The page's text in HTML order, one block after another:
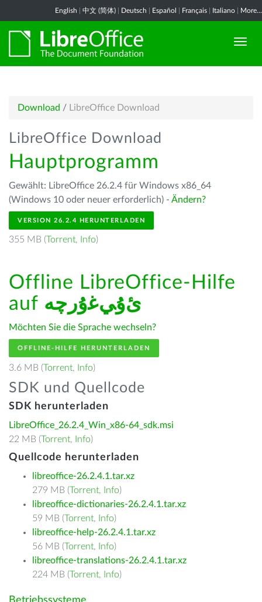
English 中文 (简体) Deutsch Español Français Italiano More...
Download / LibreOffice Download
LibreOffice Download
Hauptprogramm
Gewählt: LibreOffice 26.2.4 für Windows x86_64
(Windows 10 oder neuer erforderlich) - Ändern?
VERSION 26.2.4 HERUNTERLADEN
355 MB (Torrent, Info)
Offline LibreOffice-Hilfe
auf ﺉۇﻲﻏۇﺭچە
Möchten Sie die Sprache wechseln?
OFFLINE-HILFE HERUNTERLADEN
3.6 MB (Torrent, Info)
SDK und Quellcode
SDK herunterladen
LibreOffice_26.2.4_Win_x86-64_sdk.msi
22 MB (Torrent, Info)
Quellcode herunterladen
libreoffice-26.2.4.1.tar.xz
279 MB (Torrent, Info)
libreoffice-dictionaries-26.2.4.1.tar.xz
59 MB (Torrent, Info)
libreoffice-help-26.2.4.1.tar.xz
56 MB (Torrent, Info)
libreoffice-translations-26.2.4.1.tar.xz
224 MB (Torrent, Info)